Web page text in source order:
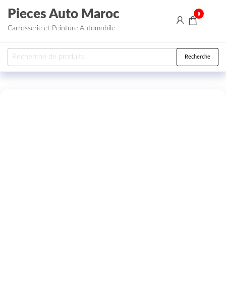
Aller au contenu
Pieces Auto Maroc
Carrosserie et Peinture Automobile
0
Recherche pour : Recherche